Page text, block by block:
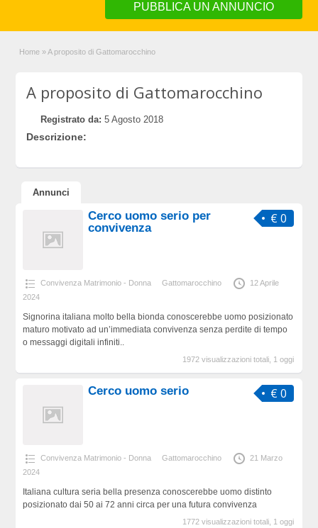
PUBBLICA UN ANNUNCIO
Home » A proposito di Gattomarocchino
A proposito di Gattomarocchino
Registrato da: 5 Agosto 2018
Descrizione:
Annunci
€ 0
Cerco uomo serio per
convivenza
Convivenza Matrimonio - Donna Gattomarocchino
12 Aprile
2024
Signorina italiana molto bella bionda conoscerebbe uomo posizionato
maturo motivato ad un’immediata convivenza senza perdite di tempo
o messaggi digitali infiniti..
1972 visualizzazioni totali, 1 oggi
€ 0
Cerco uomo serio
Convivenza Matrimonio - Donna Gattomarocchino
21 Marzo
2024
Italiana cultura seria bella presenza conoscerebbe uomo distinto
posizionato dai 50 ai 72 anni circa per una futura convivenza
1772 visualizzazioni totali, 1 oggi